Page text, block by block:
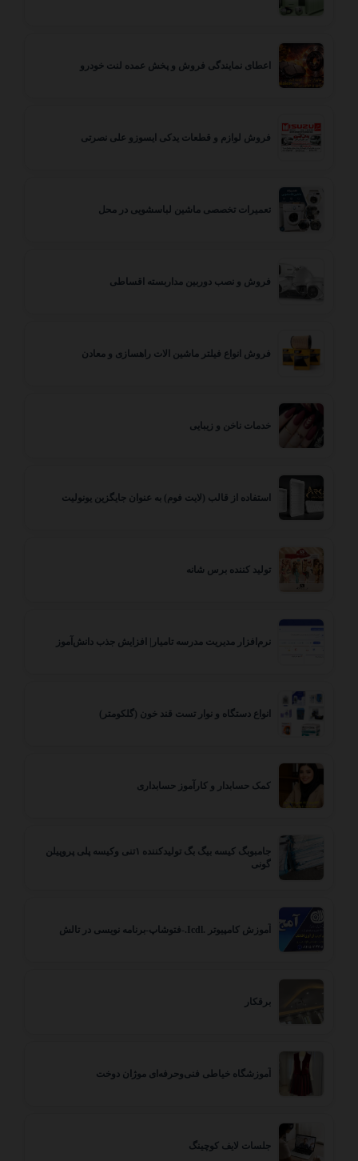
اعطای نمایندگی فروش و پخش عمده لنت خودرو
فروش لوازم و قطعات یدکی ایسوزو علی نصرتی
تعمیرات تخصصی ماشین لباسشویی در محل
فروش و نصب دوربین مداربسته اقساطی
فروش انواع فیلتر ماشین الات راهسازی و معادن
خدمات ناخن و زیبایی
استفاده از قالب (لایت فوم) به عنوان جایگزین یونولیت
تولید کننده برس شانه
نرم‌افزار مدیریت مدرسه تامیار| افزایش جذب دانش‌آموز
انواع دستگاه و نوار تست قند خون (گلکومتر)
کمک حسابدار و کارآموز حسابداری
جامبوبگ کیسه بیگ بگ تولیدکننده ۱تنی وکیسه پلی پروپیلن
گونی
آموزش کامپیوتر .Icdl.-فتوشاپ-برنامه نویسی در تالش
برقکار
آموزشگاه خیاطی فنی‌وحرفه‌ای موژان دوخت
جلسات لایف کوچینگ